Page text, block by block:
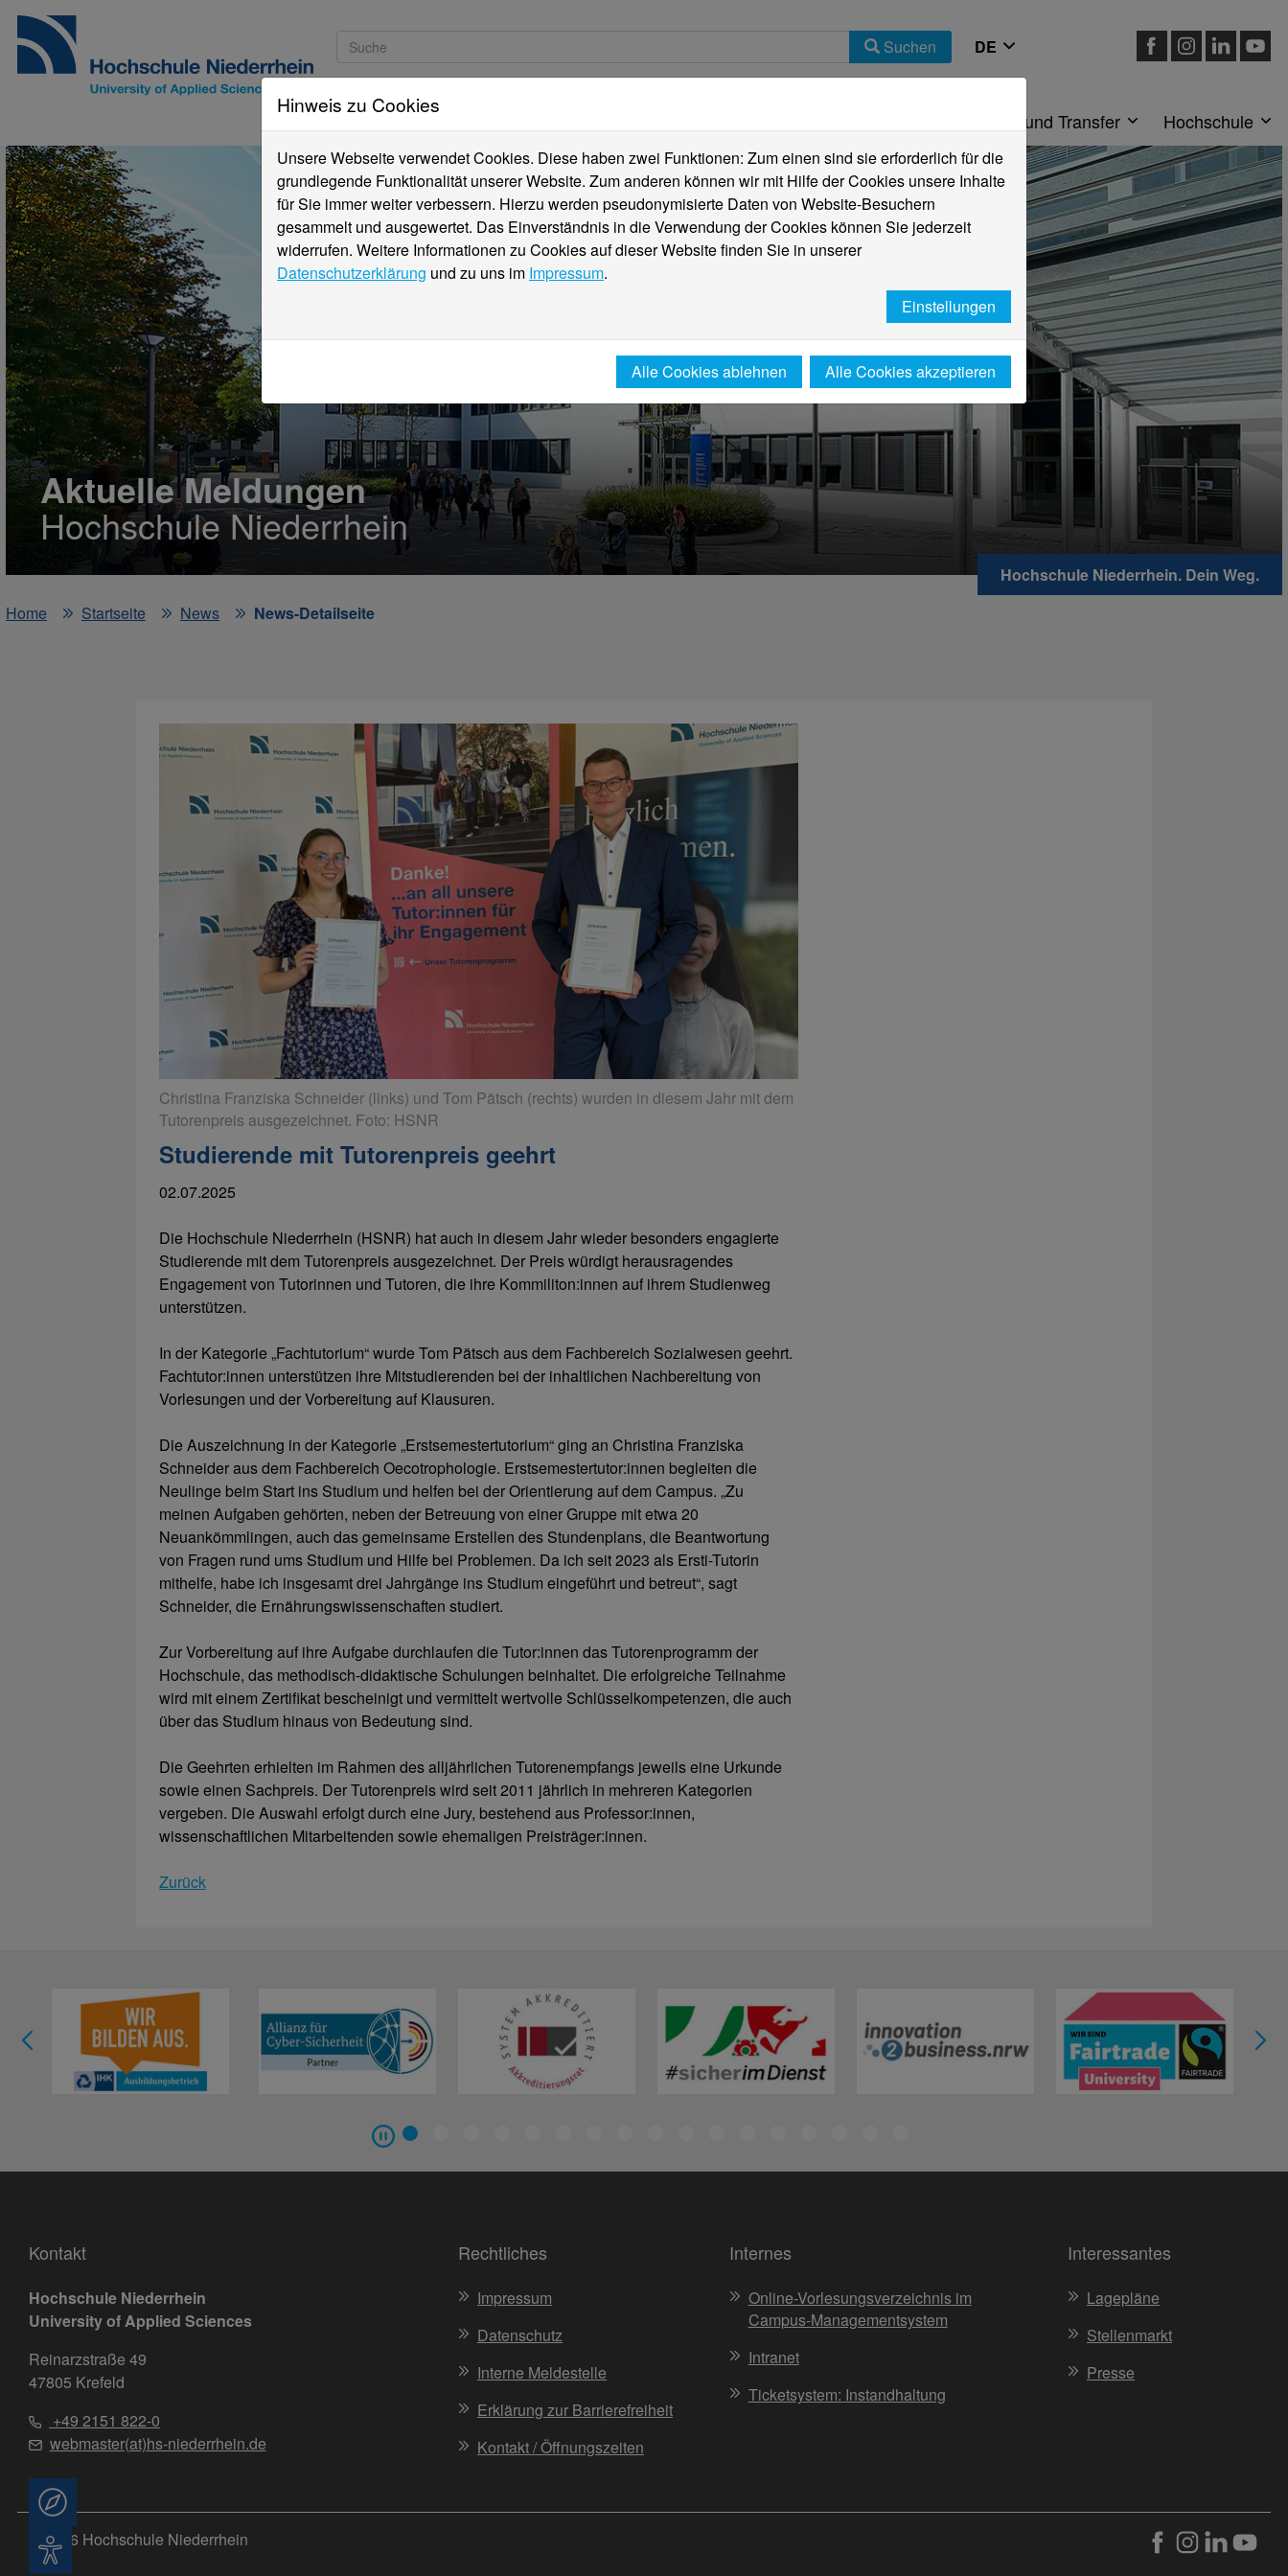
Suchen
Studieninteressierte Forschung und Transfer Hochschule
Aktuelle Meldungen
Hochschule Niederrhein
Hochschule Niederrhein. Dein Weg.
Home
Startseite News News-Detailseite
Christina Franziska Schneider (links) und Tom Pätsch (rechts) wurden in diesem Jahr mit dem
Tutorenpreis ausgezeichnet. Foto: HSNR
Studierende mit Tutorenpreis geehrt
02.07.2025
Die Hochschule Niederrhein (HSNR) hat auch in diesem Jahr wieder besonders engagierte
Studierende mit dem Tutorenpreis ausgezeichnet. Der Preis würdigt herausragendes
Engagement von Tutorinnen und Tutoren, die ihre Kommiliton:innen auf ihrem Studienweg
unterstützen.
In der Kategorie „Fachtutorium“ wurde Tom Pätsch aus dem Fachbereich Sozialwesen geehrt.
Fachtutor:innen unterstützen ihre Mitstudierenden bei der inhaltlichen Nachbereitung von
Vorlesungen und der Vorbereitung auf Klausuren.
Die Auszeichnung in der Kategorie „Erstsemestertutorium“ ging an Christina Franziska
Schneider aus dem Fachbereich Oecotrophologie. Erstsemestertutor:innen begleiten die
Neulinge beim Start ins Studium und helfen bei der Orientierung auf dem Campus. „Zu
meinen Aufgaben gehörten, neben der Betreuung von einer Gruppe mit etwa 20
Neuankömmlingen, auch das gemeinsame Erstellen des Stundenplans, die Beantwortung
von Fragen rund ums Studium und Hilfe bei Problemen. Da ich seit 2023 als Ersti-Tutorin
mithelfe, habe ich insgesamt drei Jahrgänge ins Studium eingeführt und betreut“, sagt
Schneider, die Ernährungswissenschaften studiert.
Zur Vorbereitung auf ihre Aufgabe durchlaufen die Tutor:innen das Tutorenprogramm der
Hochschule, das methodisch-didaktische Schulungen beinhaltet. Die erfolgreiche Teilnahme
wird mit einem Zertifikat bescheinigt und vermittelt wertvolle Schlüsselkompetenzen, die auch
über das Studium hinaus von Bedeutung sind.
Die Geehrten erhielten im Rahmen des alljährlichen Tutorenempfangs jeweils eine Urkunde
sowie einen Sachpreis. Der Tutorenpreis wird seit 2011 jährlich in mehreren Kategorien
vergeben. Die Auswahl erfolgt durch eine Jury, bestehend aus Professor:innen,
wissenschaftlichen Mitarbeitenden sowie ehemaligen Preisträger:innen.
Zurück
Kontakt
Hochschule Niederrhein
University of Applied Sciences
Reinarzstraße 49
47805 Krefeld
+49 2151 822-0
webmaster(at)hs-niederrhein.de
Rechtliches
Impressum
Datenschutz
Interne Meldestelle
Erklärung zur Barrierefreiheit
Kontakt / Öffnungszeiten
Internes
Online-Vorlesungsverzeichnis im
Campus-Managementsystem
Intranet
Ticketsystem: Instandhaltung
Interessantes
Lagepläne
Stellenmarkt
Presse
© 2026 Hochschule Niederrhein
Barrierefreiheit
Hinweis zu Cookies
Unsere Webseite verwendet Cookies. Diese haben zwei Funktionen: Zum einen sind sie erforderlich für die
grundlegende Funktionalität unserer Website. Zum anderen können wir mit Hilfe der Cookies unsere Inhalte
für Sie immer weiter verbessern. Hierzu werden pseudonymisierte Daten von Website-Besuchern
gesammelt und ausgewertet. Das Einverständnis in die Verwendung der Cookies können Sie jederzeit
widerrufen. Weitere Informationen zu Cookies auf dieser Website finden Sie in unserer
Datenschutzerklärung und zu uns im Impressum.
Einstellungen
Alle Cookies ablehnen Alle Cookies akzeptieren